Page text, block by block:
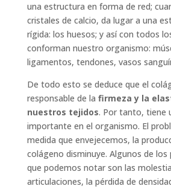
una estructura en forma de red;
cristales de calcio, da lugar a una
rígida: los huesos; y así con todos
conforman nuestro organismo:
ligamentos, tendones, vasos
De todo esto se deduce que el
responsable de la firmeza y la
nuestros tejidos. Por tanto, tiene
importante en el organismo. El
medida que envejecemos, la
colágeno disminuye. Algunos de
que podemos notar son las
articulaciones, la pérdida de